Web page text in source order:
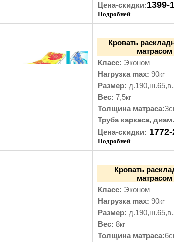
Цена-скидки:1399-
Подробней
Кровать
Класс: Эконом
Нагрузка max: 90кг
Размер:
Вес: 7,5кг
Толщина матраса:
Труба каркаса,
Цена-скидки:
Подробней
Кровать
Класс: Эконом
Нагрузка max: 90кг
Размер:
Вес: 8кг
Толщина матраса: